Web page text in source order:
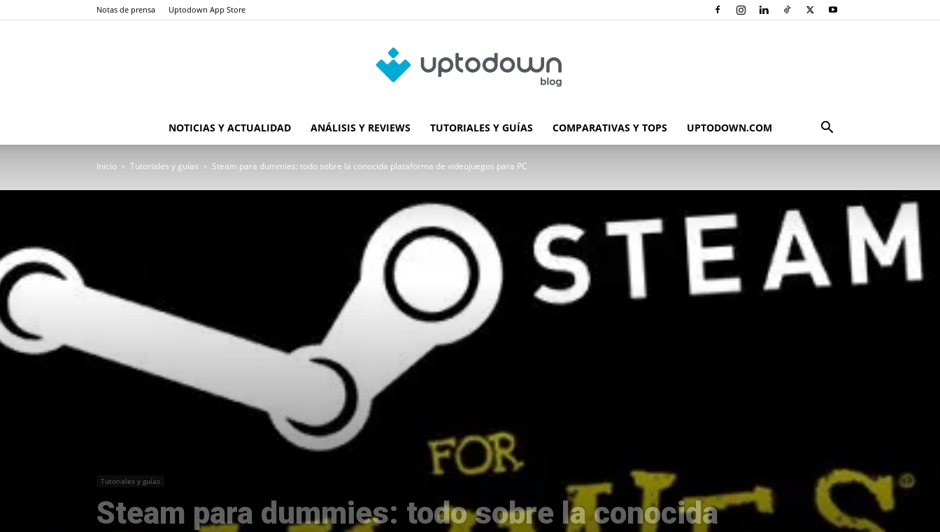
Notas de prensa Uptodown App Store
Blog
Uptodown
NOTICIAS Y ACTUALIDAD ANÁLISIS Y REVIEWS TUTORIALES Y GUÍAS COMPARATIVAS Y TOPS UPTODOWN.COM
Inicio Tutoriales y guías Steam para dummies: todo sobre la conocida plataforma de videojuegos para PC
Tutoriales y guías
Steam para dummies: todo sobre la conocida